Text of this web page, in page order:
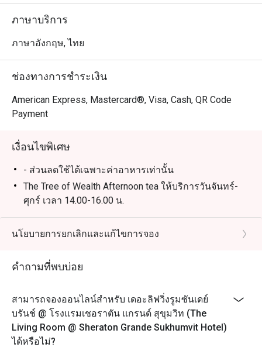
ภาษาบริการ
ภาษาอังกฤษ, ไทย
ช่องทางการชำระเงิน
American Express, Mastercard®, Visa, Cash, QR Code
Payment
เงื่อนไขพิเศษ
- ส่วนลดใช้ได้เฉพาะค่าอาหารเท่านั้น
The Tree of Wealth Afternoon tea ให้บริการวันจันทร์-
ศุกร์ เวลา 14.00-16.00 น.
- กรุณาจองล่วงหน้าอย่างน้อย 45 นาที ชุดน้ำชายามบ่าย
จะพร้อมเสริฟใน 25 นาที หลังจากที่คุณลูกค้ามาถึง
ยม
- เพื่อความสะดวกของคุณลูกค้า กรุณาแจ้งให้เราทราบ
หากคุณมีข้อจำกัดทางอาหาร อาการแพ้อาหาร หรือ
คำขอพิเศษ
นโยบายการยกเลิกและแก้ไขการจอง
คำถามที่พบบ่อย
สามารถจองออนไลน์สำหรับ เดอะลิฟวิ่งรูมซันเดย์
บรันช์ @ โรงแรมเชอราตัน แกรนด์ สุขุมวิท (The
Living Room @ Sheraton Grande Sukhumvit Hotel)
ได้หรือไม่?